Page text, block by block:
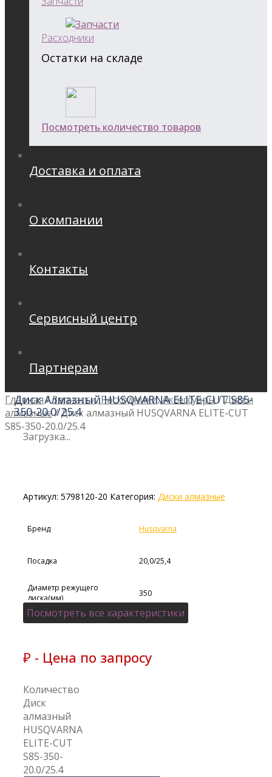
Расходники
Остатки на складе
Посмотреть количество товаров
Доставка и оплата
О компании
Контакты
Сервисный центр
Партнерам
Главная/Запчасти, Расходники, Аксессуары/Диски
алмазные/Диск алмазный HUSQVARNA ELITE-CUT
S85-350-20.0/25.4
Диск Алмазный HUSQVARNA ELITE-CUT S85-
350-20.0/25.4
Загрузка...
Артикул: 5798120-20 Категория: Диски алмазные
Бренд Husqvarna
Посадка 20,0/25,4
Диаметр режущего
диска(мм)
350
Материал Асфальт
Посмотреть все характеристики
₽ - Цена по запросу
Количество
Диск
алмазный
HUSQVARNA
ELITE-CUT
S85-350-
20.0/25.4